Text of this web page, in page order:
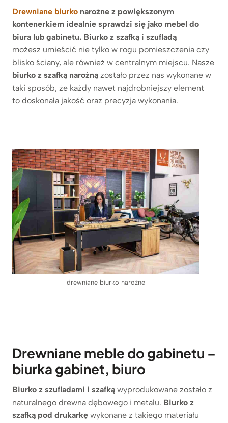
Drewniane biurko narożne z powiększonym
kontenerkiem idealnie sprawdzi się jako mebel do
biura lub gabinetu. Biurko z szafką i szufladą
możesz umieścić nie tylko w rogu pomieszczenia czy
blisko ściany, ale również w centralnym miejscu. Nasze
biurko z szafką narożną zostało przez nas wykonane w
taki sposób, że każdy nawet najdrobniejszy element
to doskonała jakość oraz precyzja wykonania.
drewniane biurko narożne
Drewniane meble do gabinetu –
biurka gabinet, biuro
Biurko z szufladami i szafką wyprodukowane zostało z
naturalnego drewna dębowego i metalu. Biurko z
szafką pod drukarkę wykonane z takiego materiału